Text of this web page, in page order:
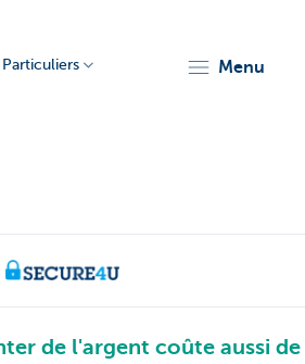
Particuliers menu
de l'argent coûte aussi de